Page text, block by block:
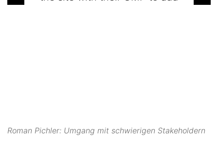
Roman Pichler: Umgang mit schwierigen Stakeholdern